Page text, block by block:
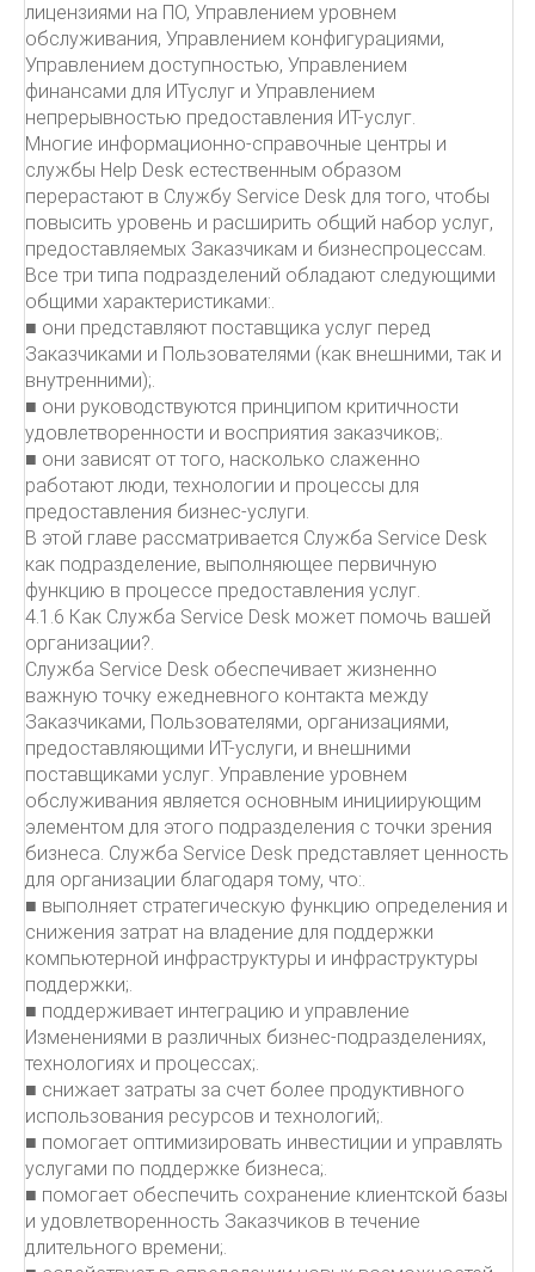
лицензиями на ПО, Управлением уровнем
обслуживания, Управлением конфигурациями,
Управлением доступностью, Управлением
финансами для ИТуслуг и Управлением
непрерывностью предоставления ИТ-услуг.
Многие информационно-справочные центры и
службы Help Desk естественным образом
перерастают в Службу Service Desk для того, чтобы
повысить уровень и расширить общий набор услуг,
предоставляемых Заказчикам и бизнеспроцессам.
Все три типа подразделений обладают следующими
общими характеристиками:.
■ они представляют поставщика услуг перед
Заказчиками и Пользователями (как внешними, так и
внутренними);.
■ они руководствуются принципом критичности
удовлетворенности и восприятия заказчиков;.
■ они зависят от того, насколько слаженно
работают люди, технологии и процессы для
предоставления бизнес-услуги.
В этой главе рассматривается Служба Service Desk
как подразделение, выполняющее первичную
функцию в процессе предоставления услуг.
4.1.6 Как Служба Service Desk может помочь вашей
организации?.
Служба Service Desk обеспечивает жизненно
важную точку ежедневного контакта между
Заказчиками, Пользователями, организациями,
предоставляющими ИТ-услуги, и внешними
поставщиками услуг. Управление уровнем
обслуживания является основным инициирующим
элементом для этого подразделения с точки зрения
бизнеса. Служба Service Desk представляет ценность
для организации благодаря тому, что:.
■ выполняет стратегическую функцию определения и
снижения затрат на владение для поддержки
компьютерной инфраструктуры и инфраструктуры
поддержки;.
■ поддерживает интеграцию и управление
Изменениями в различных бизнес-подразделениях,
технологиях и процессах;.
■ снижает затраты за счет более продуктивного
использования ресурсов и технологий;.
■ помогает оптимизировать инвестиции и управлять
услугами по поддержке бизнеса;.
■ помогает обеспечить сохранение клиентской базы
и удовлетворенность Заказчиков в течение
длительного времени;.